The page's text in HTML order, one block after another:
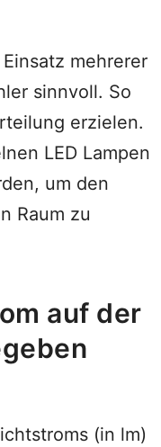
mehrerer
sinnvoll. So
erzielen.
LED Lampen
um den
Raum zu
auf der
(in lm)